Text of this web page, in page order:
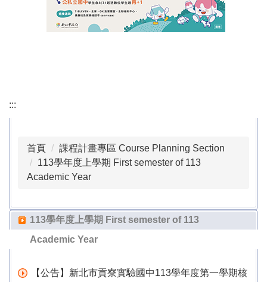
Orderliness Score
會議記錄 Minutes of the Meeting
公職人員利益衝突迴避專區 Conflict of Interest
Avoidance Section for Public Officials
校外人士協助教學或活動專區 Special Area for Off-
campus Personnel Assisting with Teaching or
Activities
戶外教育活動專區 Outdoor Education Activity Area
:::
首頁
課程計畫專區 Course Planning Section
113學年度上學期 First semester of 113
Academic Year
113學年度上學期 First semester of 113
Academic Year
【公告】新北市貢寮實驗國中113學年度第一學期核